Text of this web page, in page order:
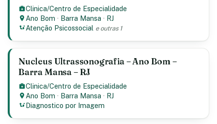
Clinica/Centro de Especialidade
Ano Bom · Barra Mansa · RJ
Atenção Psicossocial e outras 1
Nucleus Ultrassonografia – Ano Bom –
Barra Mansa – RJ
Clinica/Centro de Especialidade
Ano Bom · Barra Mansa · RJ
Diagnostico por Imagem